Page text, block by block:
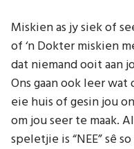
Miskien as jy siek of
of ‘n Dokter miskien
dat niemand ooit aan
Ons gaan ook leer wat
eie huis of gesin jou
om jou seer te maak.
speletjie is “NEE” sê